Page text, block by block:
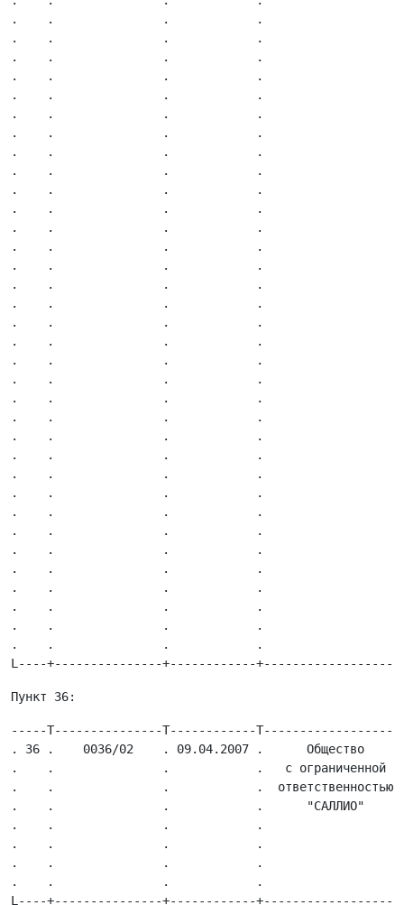
-----T---------------T------------
. 36 .    0036/02    . 09.04.2007 .      Общество
.    .               .            .   с
.    .               .            .
.    .               .            .      "САЛЛИО"
.    .               .            .
.    .               .            .
.    .               .            .
.    .               .            .